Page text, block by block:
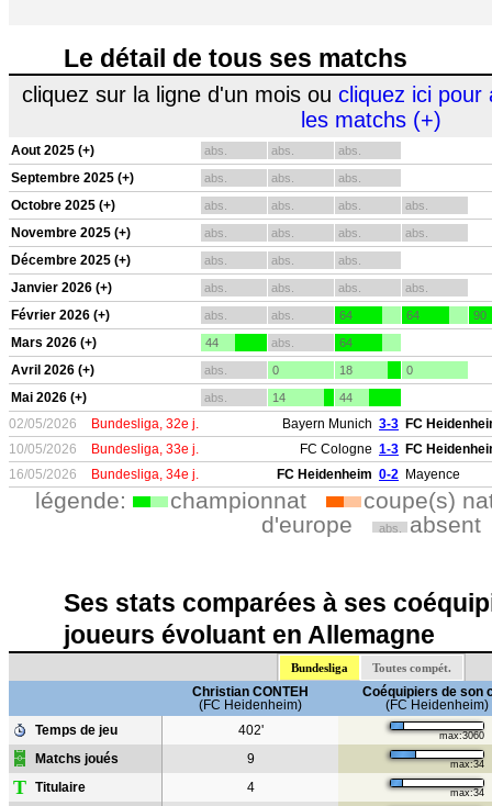
Le détail de tous ses matchs
cliquez sur la ligne d'un mois ou cliquez ici pour
les matchs (+)
Aout 2025 (+) abs. abs. abs.
Septembre 2025 (+) abs. abs. abs.
Octobre 2025 (+) abs. abs. abs. abs.
Novembre 2025 (+) abs. abs. abs. abs.
Décembre 2025 (+) abs. abs. abs.
Janvier 2026 (+) abs. abs. abs. abs.
Février 2026 (+) abs. abs. 64 64 90
Mars 2026 (+) 44 abs. 64
Avril 2026 (+) abs. 0 18 0
Mai 2026 (+) abs. 14 44
02/05/2026 Bundesliga, 32e j. Bayern Munich 3-3 FC
10/05/2026
Bundesliga, 33e j. FC Cologne 1-3 FC
16/05/2026
Bundesliga, 34e j. FC Heidenheim 0-2 Mayence
légende: championnat
coupe(s)
d'europe
abs. absent
Ses stats comparées à ses
joueurs évoluant en Allemagne
Bundesliga Toutes compét.
Christian CONTEH
(FC Heidenheim)
Coéquipiers de son
(FC Heidenheim)
Temps de jeu
402' max:3060
Matchs joués 9 max:34
T Titulaire 4 max:34